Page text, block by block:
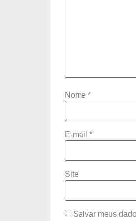
Nome *
E-mail *
Site
Salvar meus